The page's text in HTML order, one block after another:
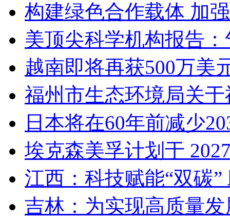
构建绿色合作载体
美顶尖科学机构报告
越南即将再获500万美
福州市生态环境局关
日本将在60年前减少
埃克森美孚计划于
江西：科技赋能“双碳”
吉林：为实现高质量